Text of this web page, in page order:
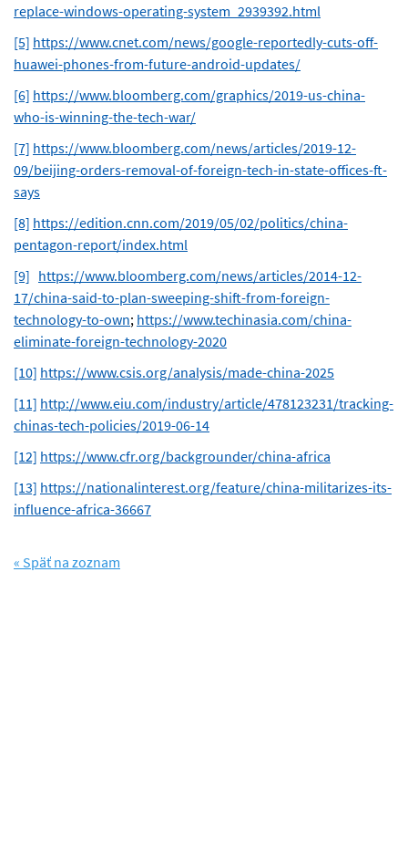
replace-windows-operating-system_2939392.html
[5] https://www.cnet.com/news/google-reportedly-cuts-off-
huawei-phones-from-future-android-updates/
[6] https://www.bloomberg.com/graphics/2019-us-china-
who-is-winning-the-tech-war/
[7] https://www.bloomberg.com/news/articles/2019-12-
09/beijing-orders-removal-of-foreign-tech-in-state-offices-ft-
says
[8] https://edition.cnn.com/2019/05/02/politics/china-
pentagon-report/index.html
[9] https://www.bloomberg.com/news/articles/2014-12-
17/china-said-to-plan-sweeping-shift-from-foreign-
technology-to-own; https://www.techinasia.com/china-
eliminate-foreign-technology-2020
[10] https://www.csis.org/analysis/made-china-2025
[11] http://www.eiu.com/industry/article/478123231/tracking-
chinas-tech-policies/2019-06-14
[12] https://www.cfr.org/backgrounder/china-africa
[13] https://nationalinterest.org/feature/china-militarizes-its-
influence-africa-36667
« Späť na zoznam